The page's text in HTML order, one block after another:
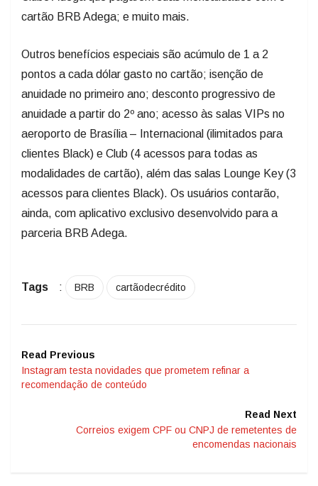
cartão BRB Adega; e muito mais.
Outros benefícios especiais são acúmulo de 1 a 2
pontos a cada dólar gasto no cartão; isenção de
anuidade no primeiro ano; desconto progressivo de
anuidade a partir do 2º ano; acesso às salas VIPs no
aeroporto de Brasília – Internacional (ilimitados para
clientes Black) e Club (4 acessos para todas as
modalidades de cartão), além das salas Lounge Key (3
acessos para clientes Black). Os usuários contarão,
ainda, com aplicativo exclusivo desenvolvido para a
parceria BRB Adega.
Tags : BRB cartãodecrédito
Read Previous
Instagram testa novidades que prometem refinar a
recomendação de conteúdo
Read Next
Correios exigem CPF ou CNPJ de remetentes de
encomendas nacionais